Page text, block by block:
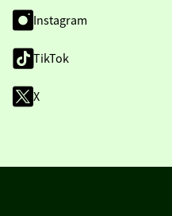
Instagram
TikTok
X